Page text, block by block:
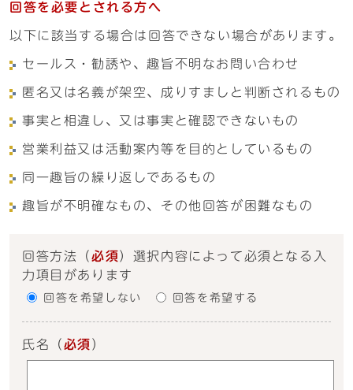
回答を必要とされる方へ
以下に該当する場合は回答できない場合があります。
セールス・勧誘や、趣旨不明なお問い合わせ
匿名又は名義が架空、成りすましと判断されるもの
事実と相違し、又は事実と確認できないもの
営業利益又は活動案内等を目的としているもの
同一趣旨の繰り返しであるもの
趣旨が不明確なもの、その他回答が困難なもの
回答方法 （ 必須 ）選択内容によって必須となる入
力項目があります
回答を希望しない 回答を希望する
氏名 （ 必須 ）